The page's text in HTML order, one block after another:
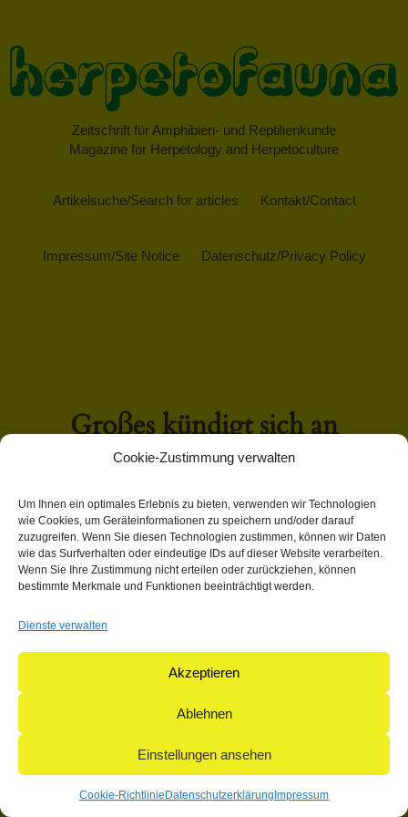
Cookie-Zustimmung verwalten
Um Ihnen ein optimales Erlebnis zu bieten, verwenden wir Technologien
wie Cookies, um Geräteinformationen zu speichern und/oder darauf
zuzugreifen. Wenn Sie diesen Technologien zustimmen, können wir Daten
wie das Surfverhalten oder eindeutige IDs auf dieser Website verarbeiten.
Wenn Sie Ihre Zustimmung nicht erteilen oder zurückziehen, können
bestimmte Merkmale und Funktionen beeinträchtigt werden.
Dienste verwalten
Akzeptieren
Ablehnen
Einstellungen ansehen
Cookie-Richtlinie Datenschutzerklärung Impressum
Zeitschrift für Amphibien- und Reptilienkunde
Magazine for Herpetology and Herpetoculture
Artikelsuche/Search for articles Kontakt/Contact
Impressum/Site Notice Datenschutz/Privacy Policy
Großes kündigt sich an
Hier bahnt sich etwas Großes an! Unser Shop ist in Arbeit
und wird bald veröffentlicht!
© 2004-2026: herpetofauna Verlags-GmbH | Postfach 11 10 |
71365 Weinstadt | Germany